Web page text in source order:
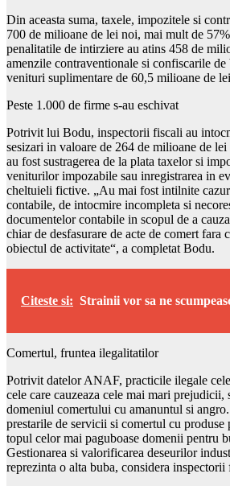
Din aceasta suma, taxele, impozitele si
700 de milioane de lei noi, mai mult de
penalitatile de intirziere au atins 458 de
amenzile contraventionale si confiscarile de
venituri suplimentare de 60,5 milioane de
Peste 1.000 de firme s-au eschivat
Potrivit lui Bodu, inspectorii fiscali au
sesizari in valoare de 264 de milioane de
au fost sustragerea de la plata taxelor si
veniturilor impozabile sau inregistrarea in
cheltuieli fictive. „Au mai fost intilnite
contabile, de intocmire incompleta si
documentelor contabile in scopul de a
chiar de desfasurare de acte de comert fara
obiectul de activitate“, a completat Bodu.
Citeste si: Strainii vor sa ne
Comertul, fruntea ilegalitatilor
Potrivit datelor ANAF, practicile ilegale
cele care cauzeaza cele mai mari prejudicii,
domeniul comertului cu amanuntul si
prestarile de servicii si comertul cu produse
topul celor mai paguboase domenii pentru
Gestionarea si valorificarea deseurilor
reprezinta o alta buba, considera inspectorii